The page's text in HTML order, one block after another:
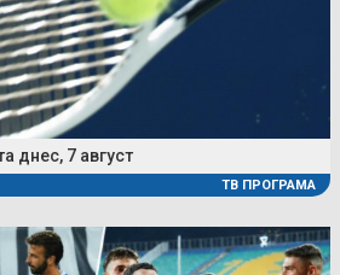
днес, 7 август
ТВ ПРОГРАМА